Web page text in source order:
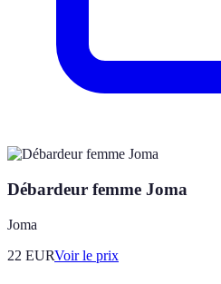
Débardeur femme Joma
Joma
22 EURVoir le prix